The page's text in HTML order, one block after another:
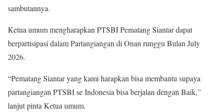
sambutannya.
Ketua umum mengharapkan PTSBI Pematang Siantar dapat
berpartisipasi dalam Partangiangan di Onan runggu Bulan July
2026.
“Pematang Siantar yang kami harapkan bisa membantu supaya
partangiangan PTSBI se Indonesia bisa berjalan dengan Baik,”
lanjut pinta Ketua umum.